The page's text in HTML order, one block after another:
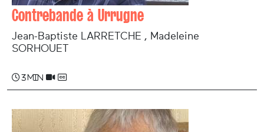
Contrebande à Urrugne
Jean-Baptiste LARRETCHE , Madeleine
SORHOUET
3 min